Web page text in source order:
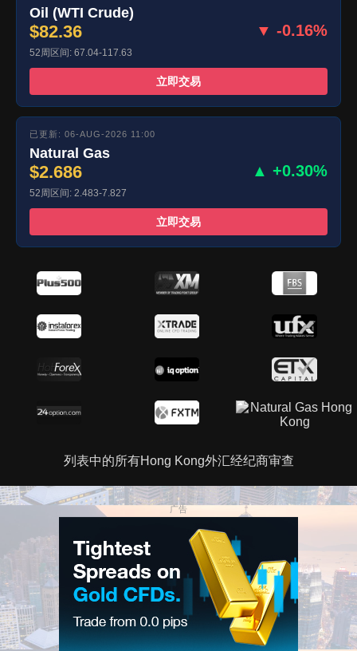
Oil (WTI Crude)
$82.36 ▼ -0.16%
52周区间: 67.04-117.63
立即交易
已更新: 06-AUG-2026 11:00
Natural Gas
$2.686 ▲ +0.30%
52周区间: 2.483-7.827
立即交易
列表中的所有Hong Kong外汇经纪商审查
广告